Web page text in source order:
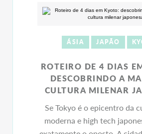
ÁSIA JAPÃO
ROTEIRO DE 4 DIAS
DESCOBRINDO A
CULTURA MILENAR
Se Tokyo é o epicentro da
moderna e high tech